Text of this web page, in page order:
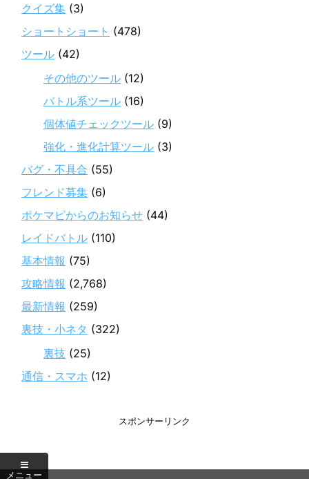
クイズ集 (3)
ショートショート (478)
ツール (42)
その他のツール (12)
バトル系ツール (16)
個体値チェックツール (9)
強化・進化計算ツール (3)
バグ・不具合 (55)
フレンド募集 (6)
ポケマピからのお知らせ (44)
レイドバトル (110)
基本情報 (75)
攻略情報 (2,768)
最新情報 (259)
裏技・小ネタ (322)
裏技 (25)
通信・スマホ (12)
スポンサーリンク